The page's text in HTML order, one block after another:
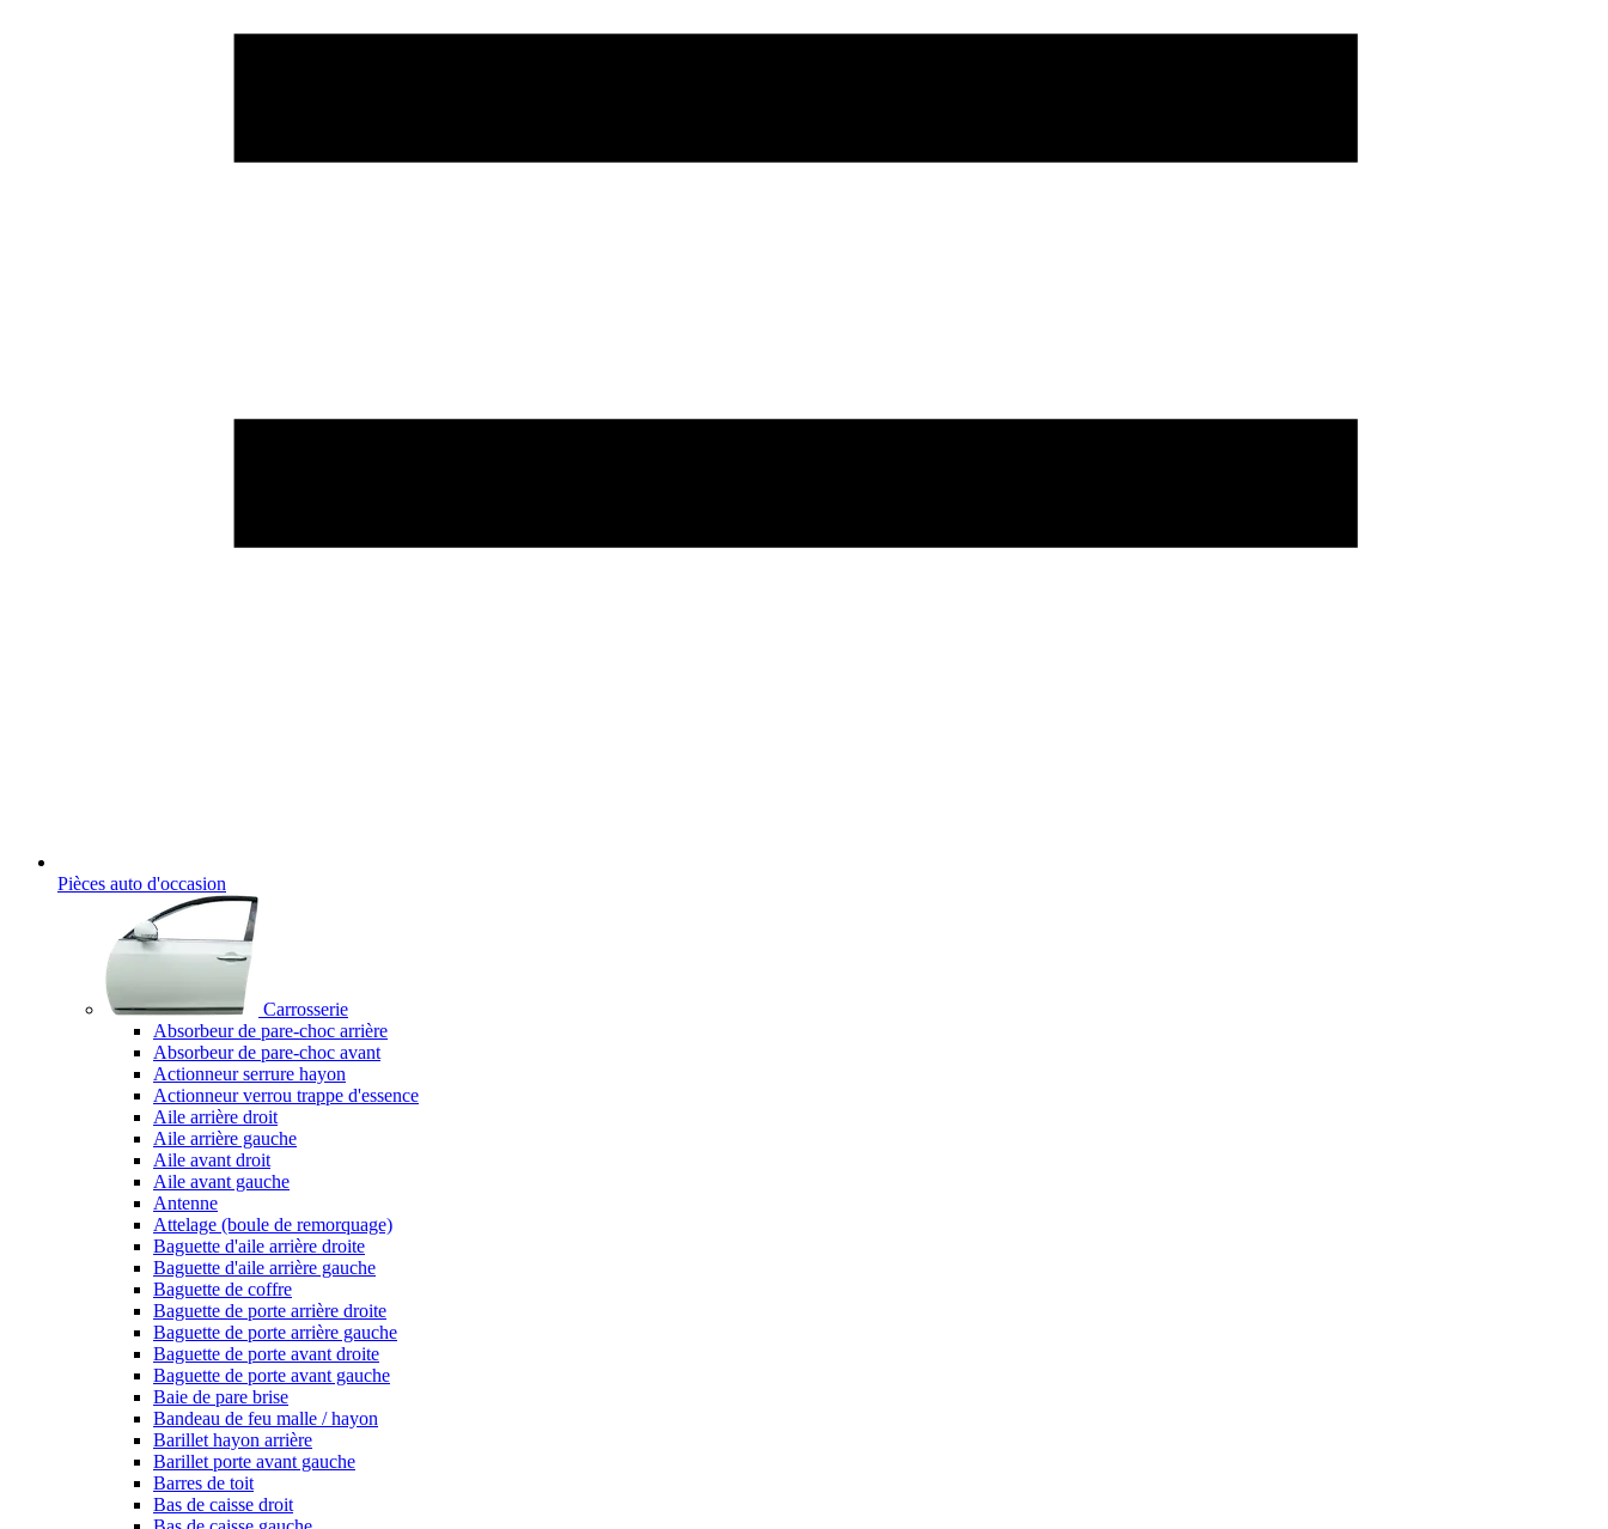
Pièces auto d'occasion
Carrosserie
Absorbeur de pare-choc arrière
Absorbeur de pare-choc avant
Actionneur serrure hayon
Actionneur verrou trappe d'essence
Aile arrière droit
Aile arrière gauche
Aile avant droit
Aile avant gauche
Antenne
Attelage (boule de remorquage)
Baguette d'aile arrière droite
Baguette d'aile arrière gauche
Baguette de coffre
Baguette de porte arrière droite
Baguette de porte arrière gauche
Baguette de porte avant droite
Baguette de porte avant gauche
Baie de pare brise
Bandeau de feu malle / hayon
Barillet hayon arrière
Barillet porte avant gauche
Barres de toit
Bas de caisse droit